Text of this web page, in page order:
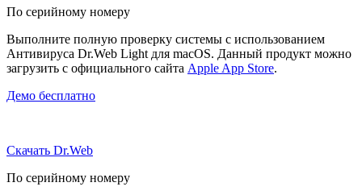
По серийному номеру
Выполните полную проверку системы с использованием
Антивируса Dr.Web Light для macOS. Данный продукт можно
загрузить с официального сайта Apple App Store.
Демо бесплатно
Скачать Dr.Web
По серийному номеру